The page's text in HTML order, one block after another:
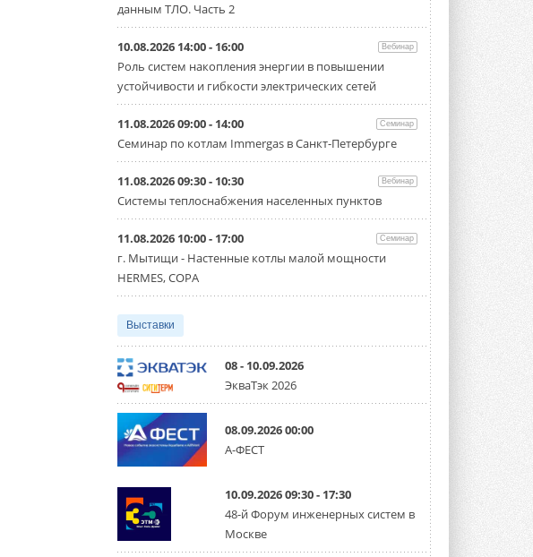
Тепловые насосы в связке с
солнечной генерацией и
накопителем снижают
потребление на 60%
Исследователи из Италии установили ...
4 АВГУСТА 2026
«РУСКЛИМАТ Fest 2026» в Уфе
собрал свыше 700 профи
климатической отрасли
Организатором выступил торгово-
производственный холдинг ...
ЦОД с плотностью 54 кВт на
стойку
3 АВГУСТА 2026
систему DVM на R32
Линейка включает семь типоразмеров
производительностью от 22,4 до 56 кВт.
Суммарная длина трубопроводов ...
3 АВГУСТА 2026
«СиСофт Девелопмент» подвел
итоги конкурса студенческих
стартует уже в сентябре 2026 года ...
3 АВГУСТА 2026
«Русклимат» укрепляет
данным ТЛО. Часть 2
10.08.2026 14:00 - 16:00 Вебинар
Роль систем накопления энергии в повышении
устойчивости и гибкости электрических сетей
11.08.2026 09:00 - 14:00 Семинар
Семинар по котлам Immergas в Санкт-Петербурге
11.08.2026 09:30 - 10:30 Вебинар
Системы теплоснабжения населенных пунктов
11.08.2026 10:00 - 17:00 Семинар
г. Мытищи - Настенные котлы малой мощности
HERMES, COPA
Выставки
08 - 10.09.2026
ЭкваТэк 2026
08.09.2026 00:00
А-ФЕСТ
10.09.2026 09:30 - 17:30
48-й Форум инженерных систем в
Москве